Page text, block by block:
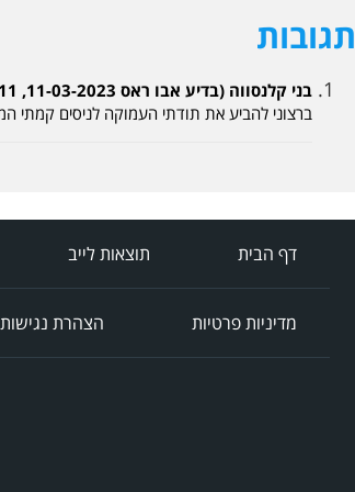
תגובות
בני קלנסווה (בדיע אבו ראס 11-03-2023, 01:11)
ברצוני להביע את תודתי העמוקה לניסים קמתי
דף הבית תוצאות לייב
מדיניות פרטיות הצהרת נגישות